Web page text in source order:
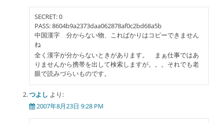
SECRET: 0
PASS: 8604b9a2373daa062878af0c2bd68a5b
中国漢字 分からない物、こればかりはコピーできません
ね
全く漢字が分からないときがあります。 まぁ仕事ではあ
りませんから携帯を出して検索しますが。。。それでも老
眼で読みづらいものです。
つよし より:
2007年8月23日 9:28 PM